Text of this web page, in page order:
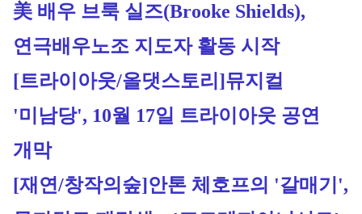
美 배우 브룩 실즈(Brooke Shields),
연극배우노조 지도자 활동 시작
[트라이아웃/올댓스토리]뮤지컬
'미남당', 10월 17일 트라이아웃 공연
개막
[재연/창작의숲]안톤 체호프의 '갈매기',